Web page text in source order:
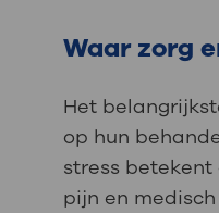
Waar zorg
Het
op hun
stress
pijn en